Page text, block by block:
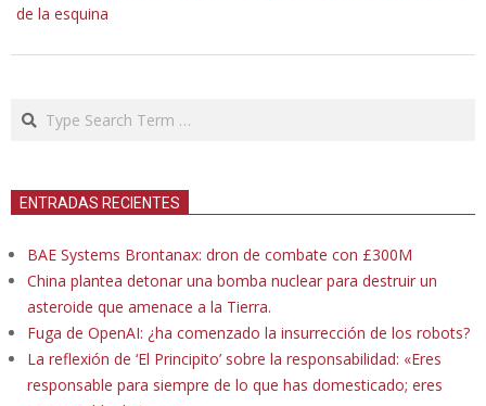
de la esquina
Search
ENTRADAS RECIENTES
BAE Systems Brontanax: dron de combate con £300M
China plantea detonar una bomba nuclear para destruir un
asteroide que amenace a la Tierra.
Fuga de OpenAI: ¿ha comenzado la insurrección de los robots?
La reflexión de ‘El Principito’ sobre la responsabilidad: «Eres
responsable para siempre de lo que has domesticado; eres